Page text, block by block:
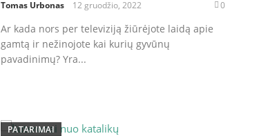
Tomas Urbonas 12 gruodžio, 2022 0
Ar kada nors per televiziją žiūrėjote laidą apie
gamtą ir nežinojote kai kurių gyvūnų
pavadinimų? Yra...
PATARIMAI